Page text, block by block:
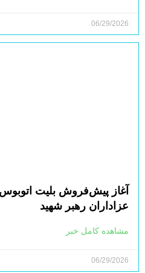
06/29/2026
آغاز پیش‌فروش بلیت
عزاداران رهبر شهید
مشاهده کامل خبر
06/29/2026